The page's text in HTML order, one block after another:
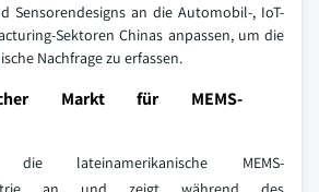
Sensorendesigns an die Automobil-, IoT-
Sektoren Chinas anpassen, um die
Nachfrage zu erfassen.
Markt für MEMS-
lateinamerikanische MEMS-